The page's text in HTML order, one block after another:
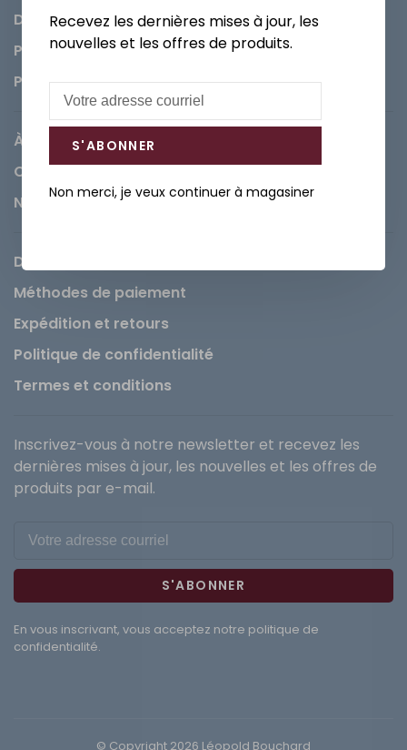
Décorations et Accessoires
Peintures
Pièces
À propos de Léopold
Carrières
Nous contacter
Demande de service
Méthodes de paiement
Expédition et retours
Politique de confidentialité
Termes et conditions
Inscrivez-vous à notre newsletter et recevez les
dernières mises à jour, les nouvelles et les offres de
produits par e-mail.
S'ABONNER
En vous inscrivant, vous acceptez notre politique de
confidentialité.
© Copyright 2026 Léopold Bouchard
Recevez les dernières mises à jour, les
nouvelles et les offres de produits.
S'ABONNER
Non merci, je veux continuer à magasiner